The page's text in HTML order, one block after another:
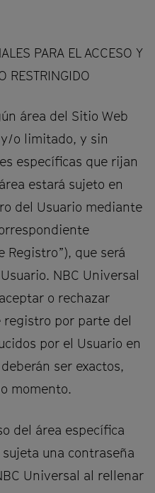
PARA EL ACCESO Y
RESTRINGIDO
área del Sitio Web
o limitado, y sin
específicas que rijan
estará sujeto en
del Usuario mediante
Registro”), que será
NBC Universal
o rechazar
por parte del
por el Usuario en
ser exactos,
momento.
del área específica
una contraseña
Universal al rellenar